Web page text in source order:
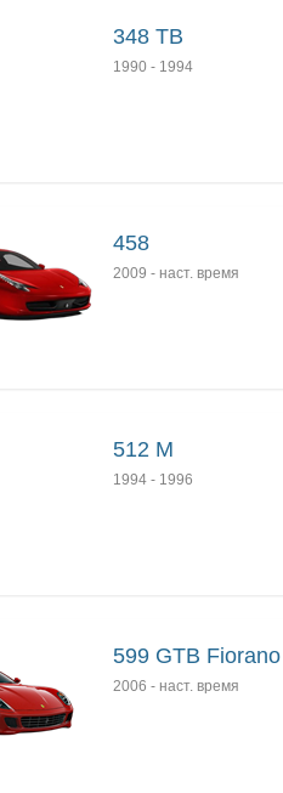
348 TB
1990 - 1994
458
2009 - наст. время
512 M
1994 - 1996
599 GTB Fiorano
2006 - наст. время